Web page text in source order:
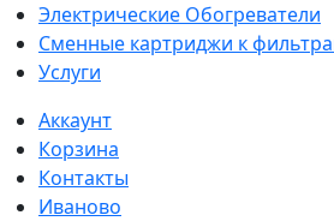
Электрические Обогреватели
Сменные картриджи к
Услуги
Аккаунт
Корзина
Контакты
Иваново